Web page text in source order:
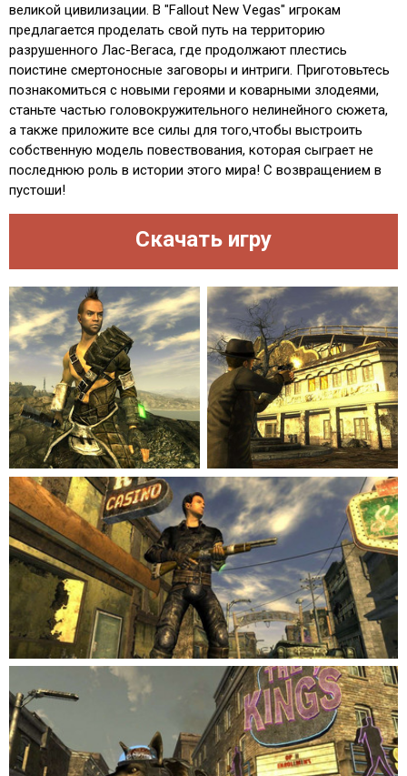
великой цивилизации. В "Fallout New Vegas" игрокам
предлагается проделать свой путь на территорию
разрушенного Лас-Вегаса, где продолжают плестись
поистине смертоносные заговоры и интриги. Приготовьтесь
познакомиться с новыми героями и коварными злодеями,
станьте частью головокружительного нелинейного сюжета,
а также приложите все силы для того,чтобы выстроить
собственную модель повествования, которая сыграет не
последнюю роль в истории этого мира! С возвращением в
пустоши!
Скачать игру